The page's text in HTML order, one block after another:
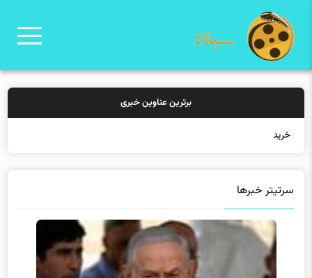
برترین عناوین خبری
خرید بیمه: سنتی
سرتیتر خبرها